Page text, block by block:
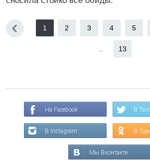
1 2 3 4 5
13
На Facebook В
В Instagram В
Мы Вконтакте